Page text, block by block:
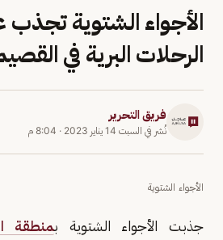
الأجواء الشتوية
الرحلات البرية في
فريق التحرير
نُشر في السبت 14 يناير 2023 · 8:04 م
الأجواء الشتوية
جذبت الأجواء الشتوية بمنطقة